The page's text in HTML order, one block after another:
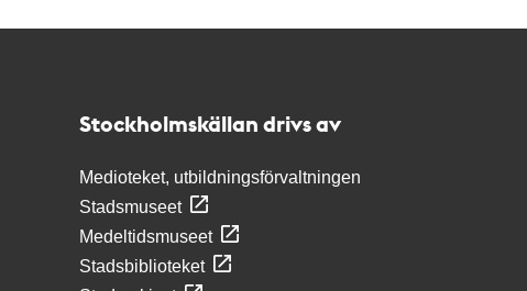
Stockholmskällan drivs av
Medioteket, utbildningsförvaltningen
Stadsmuseet
Medeltidsmuseet
Stadsbiblioteket